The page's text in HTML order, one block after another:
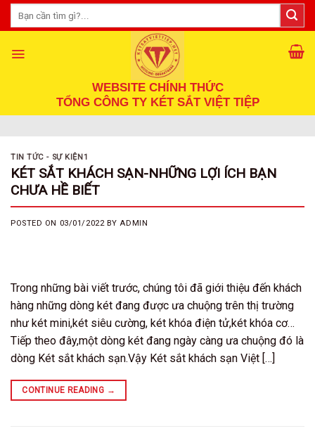
Skip
Tìm
kiếm:
WEBSITE CHÍNH THỨC
TỔNG CÔNG TY KÉT SẮT VIỆT TIỆP
TIN TỨC - SỰ KIỆN1
KÉT SẮT KHÁCH SẠN-NHỮNG LỢI ÍCH BẠN
CHƯA HỀ BIẾT
POSTED ON 03/01/2022 BY ADMIN
Trong những bài viết trước, chúng tôi đã giới thiệu đến khách
hàng những dòng két đang được ưa chuộng trên thị trường
như két mini,két siêu cường, két khóa điện tử,két khóa cơ…
Tiếp theo đây,một dòng két đang ngày càng ưa chuộng đó là
dòng Két sắt khách sạn.Vậy Két sắt khách sạn Việt […]
CONTINUE READING →